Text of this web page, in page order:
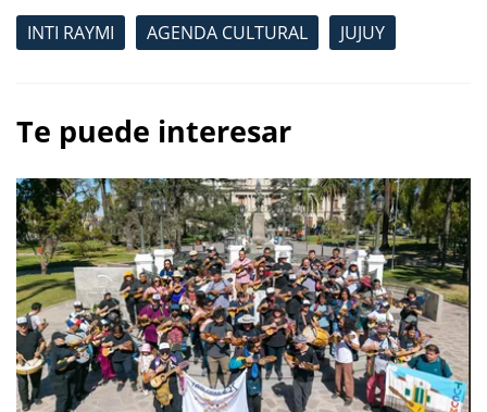
INTI RAYMI AGENDA CULTURAL JUJUY
Te puede interesar